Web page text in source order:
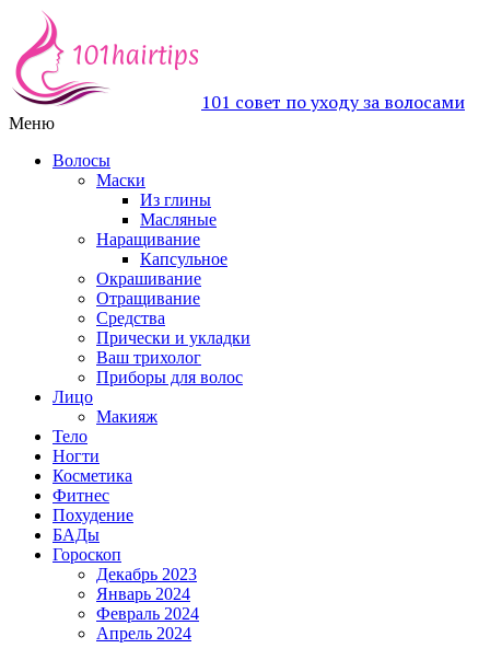
101 совет по уходу за волосами
Меню
Волосы
Маски
Из глины
Масляные
Наращивание
Капсульное
Окрашивание
Отращивание
Средства
Прически и укладки
Ваш трихолог
Приборы для волос
Лицо
Макияж
Тело
Ногти
Косметика
Фитнес
Похудение
БАДы
Гороскоп
Декабрь 2023
Январь 2024
Февраль 2024
Апрель 2024